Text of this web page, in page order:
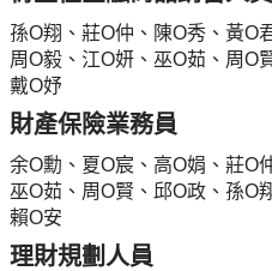
孫O翔、莊O仲、陳O秀、黃O
周O毅、江O妍、巫O茹、周O
戴O妤
財產保險業務員
余O勳、夏O宸、高O娟、莊O
巫O茹、周O賢、邱O政、孫O
賴O安
理財規劃人員